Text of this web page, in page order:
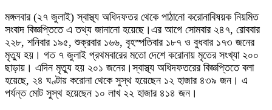
মঙ্গলবার (২৭ জুলাই) স্বাস্থ্য অধিদফতর থেকে পাঠানো করোনাবিষয়ক নিয়মিত
সংবাদ বিজ্ঞপ্তিতে এ তথ্য জানানো হয়েছে।এর আগে সোমবার ২৪৭, রোববার
২২৮, শনিবার ১৯৫, শুক্রবার ১৬৬, বৃহস্পতিবার ১৮৭ ও বুধবার ১৭৩ জনের
মৃত্যু হয়। গত ৭ জুলাই প্রথমবারের মতো দেশে করোনায় মৃতের সংখ্যা ২০০
ছাড়ায়। এদিন মৃত্যু হয় ২০১ জনের।স্বাস্থ্য অধিদফতরের বিজ্ঞপ্তিতে বলা
হয়েছে, ২৪ ঘণ্টায় করোনা থেকে সুস্থ হয়েছেন ১২ হাজার ৪৩৯ জন। এ
পর্যন্ত মোট সুস্থ হয়েছেন ১০ লাখ ২২ হাজার ৪১৪ জন।